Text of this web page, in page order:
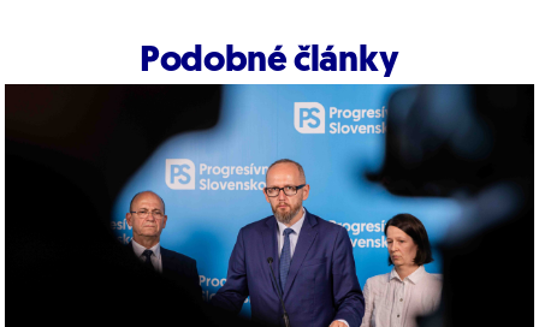
Podobné články